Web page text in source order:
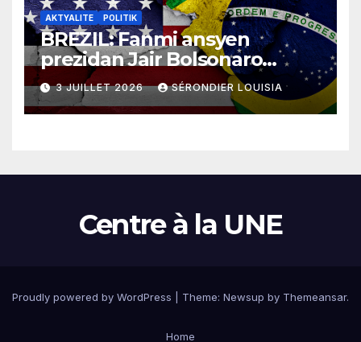
AKTYALITE POLITIK
BREZIL: Fanmi ansyen
prezidan Jair Bolsonaro
mande gouvènman
ameriken an ogmante taks
sou tout pwodui Brezil ap
3 JUILLET 2026 SÉRONDIER LOUISIA
Centre à la UNE
Proudly powered by WordPress Theme: Newsup by Themeansar.
Home